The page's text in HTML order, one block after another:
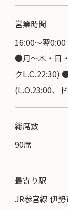
営業時間
16:00〜翌0:00
●月～木・日
クL.O.22:30)
(L.O.23:00、
総席数
90席
最寄り駅
JR参宮線 伊